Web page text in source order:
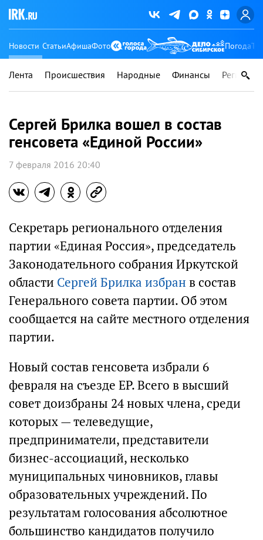
Новости СтатьиАфишаФото Погода
Лента Происшествия Народные Финансы Регионы
Сергей Брилка вошел в состав
генсовета «Единой России»
7 февраля 2016 20:40
Секретарь регионального отделения
партии «Единая Россия», председатель
Законодательного собрания Иркутской
области Сергей Брилка избран в состав
Генерального совета партии. Об этом
сообщается на сайте местного отделения
партии.
Новый состав генсовета избрали 6
февраля на съезде ЕР. Всего в высший
совет доизбраны 24 новых члена, среди
которых — телеведущие,
предприниматели, представители
бизнес-ассоциаций, несколько
муниципальных чиновников, главы
образовательных учреждений. По
результатам голосования абсолютное
большинство кандидатов получило